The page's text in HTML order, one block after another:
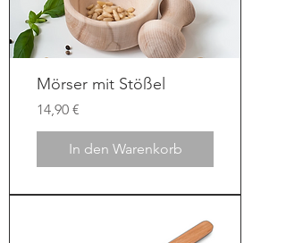
Mörser mit Stößel
Preis
14,90 €
In den Warenkorb